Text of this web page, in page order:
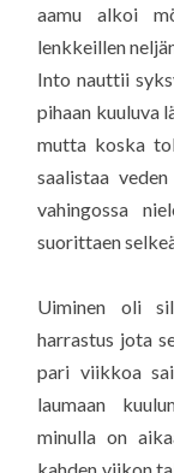
aamu alkoi
lenkkeillen
Into nauttii
pihaan kuuluva
mutta koska
saalistaa
vahingossa
suorittaen
Uiminen oli
harrastus jota
pari viikkoa
laumaan
minulla on